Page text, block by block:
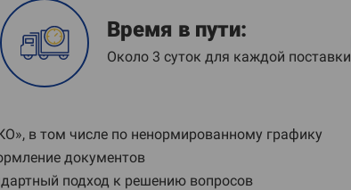
Время в пути:
Около 3 суток для каждой поставки
в том числе по ненормированному графику
документов
подход к решению вопросов